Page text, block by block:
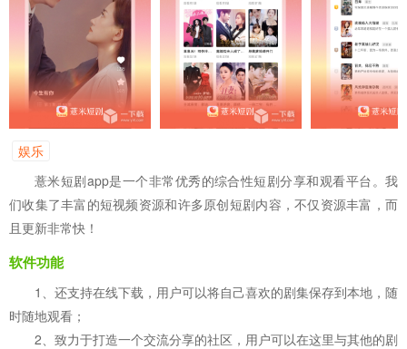
娱乐
薏米短剧app是一个非常优秀的综合性短剧分享和观看平台。我
们收集了丰富的短视频资源和许多原创短剧内容，不仅资源丰富，而
且更新非常快！
软件功能
1、还支持在线下载，用户可以将自己喜欢的剧集保存到本地，随
时随地观看；
2、致力于打造一个交流分享的社区，用户可以在这里与其他的剧